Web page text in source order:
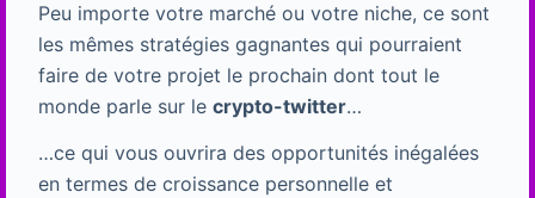
Peu importe votre marché ou votre niche, ce sont
les mêmes stratégies gagnantes qui pourraient
faire de votre projet le prochain dont tout le
monde parle sur le crypto-twitter…
…ce qui vous ouvrira des opportunités inégalées
en termes de croissance personnelle et